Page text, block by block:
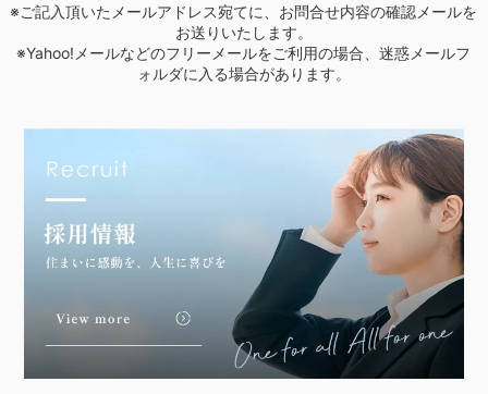
※ご記入頂いたメールアドレス宛てに、お問合せ内容の確認メールを
お送りいたします。
※Yahoo!メールなどのフリーメールをご利用の場合、迷惑メールフ
ォルダに入る場合があります。